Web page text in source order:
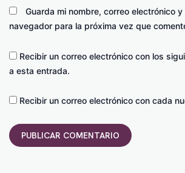
Guarda mi nombre, correo electrónico
navegador para la próxima vez que
Recibir un correo electrónico con los
a esta entrada.
Recibir un correo electrónico con cada